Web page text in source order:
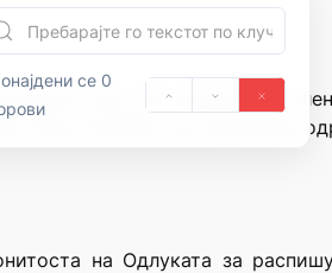
се 0
член 28 алинеја 3 и
број 70/1992), на седницата
на Одлуката за